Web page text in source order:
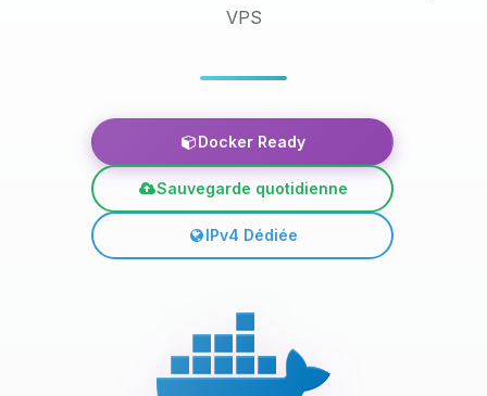
VPS
Docker Ready
Sauvegarde quotidienne
IPv4 Dédiée